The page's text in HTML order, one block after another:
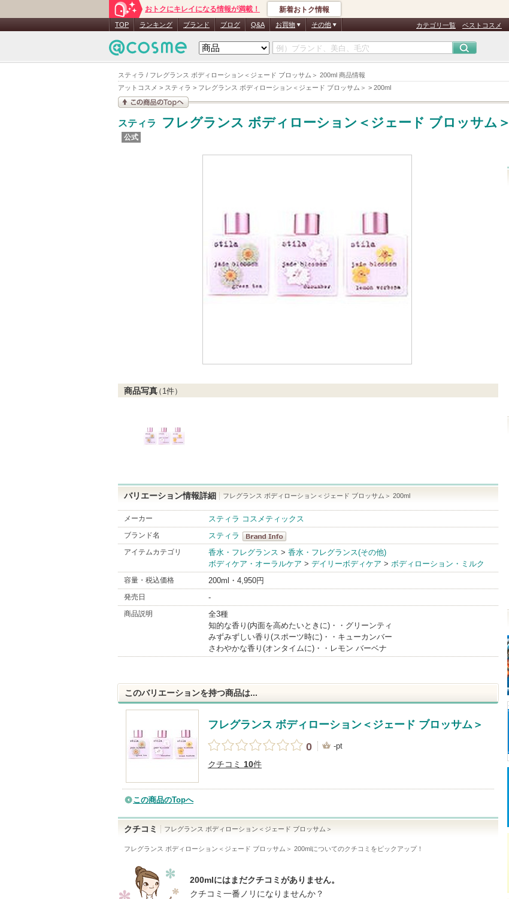
スティラ / フレグランス ボディローション＜ジェード ブロッサム＞ 200ml 商品情報
アットコスメ > スティラ > フレグランス ボディローション＜ジェード ブロッサム＞ > 200ml
おトクにキレイになる情報が満載！ 新着おトク情報
TOP ランキング ブランド ブログ Q&A お買物 その他 カテゴリ一覧 ベストコスメ
この商品の情報を見
る
スティラ フレグランス ボディローション＜ジェード ブロッサム＞
公式
商品写真（ 1件）
バリエーション情報詳細 フレグランス ボディローション＜ジェード ブロッサム＞ 200ml
メーカー スティラ コスメティックス
ブランド名
スティラ
スティラ
BrandInfo
アイテムカテゴリ 香水・フレグランス > 香水・フレグランス(その他)
ボディケア・オーラルケア > デイリーボディケア > ボディローション・ミルク
容量・税込価格 200ml・4,950円
発売日 -
商品説明
全3種
知的な香り(内面を高めたいときに)・・グリーンティ
みずみずしい香り(スポーツ時に)・・キューカンバー
さわやかな香り(オンタイムに)・・レモン バーベナ
このバリエーションを持つ商品は...
フレグランス ボディローション＜ジェード ブロッサム＞
0
-pt
クチコミ 10件
この商品のTopへ
クチコミ フレグランス ボディローション＜ジェード ブロッサム＞
フレグランス ボディローション＜ジェード ブロッサム＞ 200mlについてのクチコミをピックアップ！
200mlにはまだクチコミがありません。
クチコミ一番ノリになりませんか？